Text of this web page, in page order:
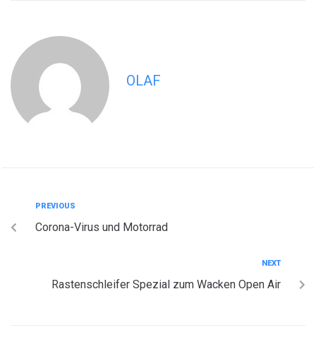
OLAF
PREVIOUS
Corona-Virus und Motorrad
NEXT
Rastenschleifer Spezial zum Wacken Open Air